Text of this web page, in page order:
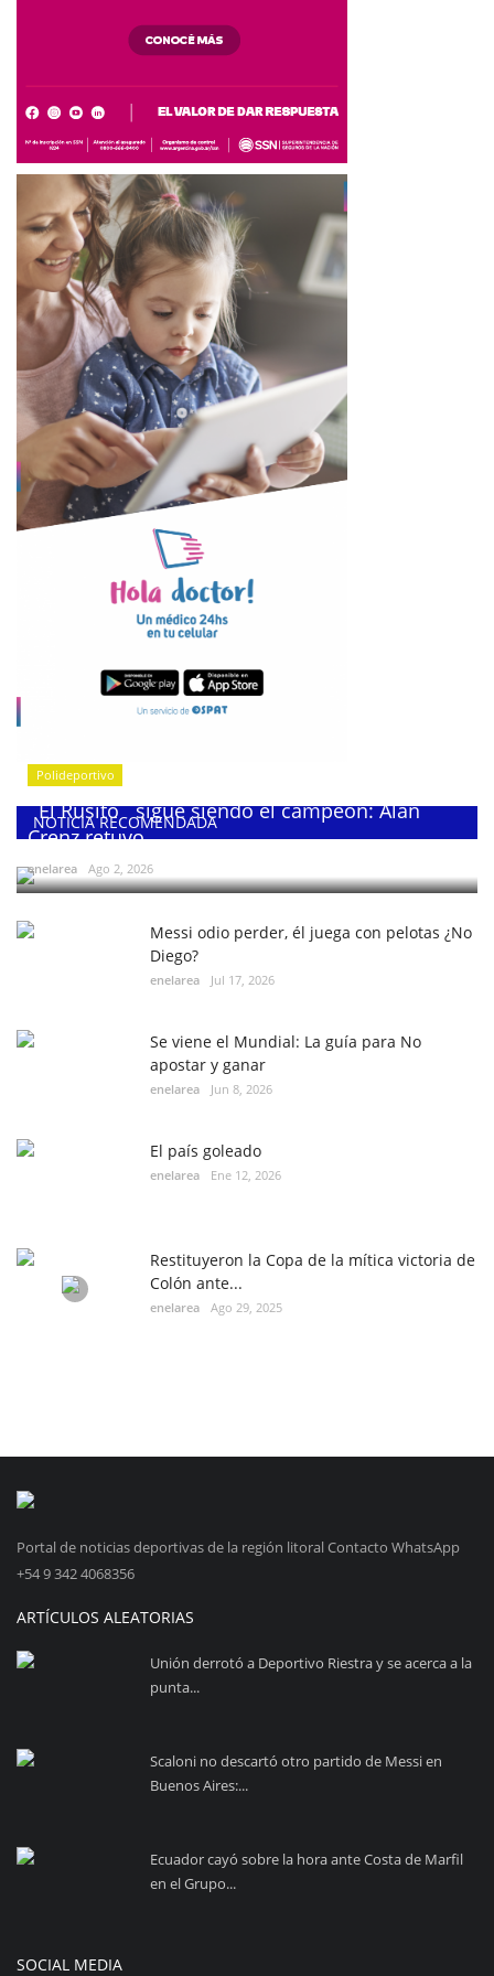
NOTICIA RECOMENDADA
Polideportivo
¨El Rusito¨ sigue siendo el campeón: Alan
Crenz retuvo...
enelarea Ago 2, 2026
Messi odio perder, él juega con pelotas ¿No
Diego?
enelarea Jul 17, 2026
Se viene el Mundial: La guía para No
apostar y ganar
enelarea Jun 8, 2026
El país goleado
enelarea Ene 12, 2026
Restituyeron la Copa de la mítica victoria de
Colón ante...
enelarea Ago 29, 2025
Portal de noticias deportivas de la región litoral Contacto WhatsApp
+54 9 342 4068356
ARTÍCULOS ALEATORIAS
Unión derrotó a Deportivo Riestra y se acerca a la
punta...
Scaloni no descartó otro partido de Messi en
Buenos Aires:...
Ecuador cayó sobre la hora ante Costa de Marfil
en el Grupo...
SOCIAL MEDIA